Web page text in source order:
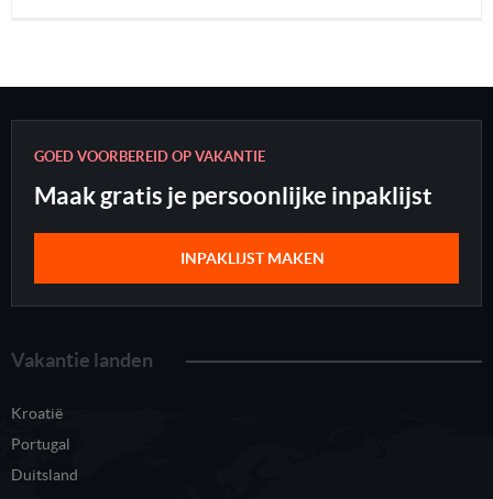
GOED VOORBEREID OP VAKANTIE
Maak gratis je persoonlijke inpaklijst
INPAKLIJST MAKEN
Vakantie landen
Kroatië
Portugal
Duitsland